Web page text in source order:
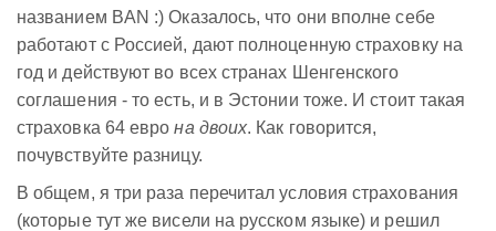
названием BAN :) Оказалось, что они вполне себе
работают с Россией, дают полноценную страховку на
год и действуют во всех странах Шенгенского
соглашения - то есть, и в Эстонии тоже. И стоит такая
страховка 64 еврона двоих. Как говорится,
почувствуйте разницу.
В общем, я три раза перечитал условия страхования
(которые тут же висели на русском языке) и решил